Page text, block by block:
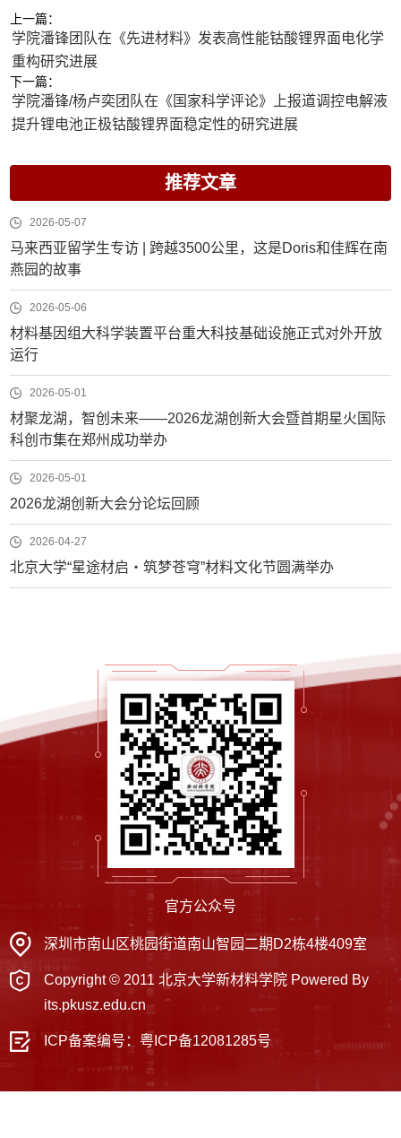
上一篇：
学院潘锋团队在《先进材料》发表高性能钴酸锂界面电化学
重构研究进展
下一篇：
学院潘锋/杨卢奕团队在《国家科学评论》上报道调控电解液
提升锂电池正极钴酸锂界面稳定性的研究进展
推荐文章
2026-05-07
马来西亚留学生专访 | 跨越3500公里，这是Doris和佳辉在南
燕园的故事
2026-05-06
材料基因组大科学装置平台重大科技基础设施正式对外开放
运行
2026-05-01
材聚龙湖，智创未来——2026龙湖创新大会暨首期星火国际
科创市集在郑州成功举办
2026-05-01
2026龙湖创新大会分论坛回顾
2026-04-27
北京大学“星途材启・筑梦苍穹”材料文化节圆满举办
深圳市南山区桃园街道南山智园二期D2栋4楼409室
Copyright © 2011 北京大学新材料学院 Powered By
its.pkusz.edu.cn
ICP备案编号： 粤ICP备12081285号
官方公众号